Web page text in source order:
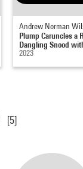
Andrew Norman
Plump Caruncles a
Dangling Snood
2023
[5]